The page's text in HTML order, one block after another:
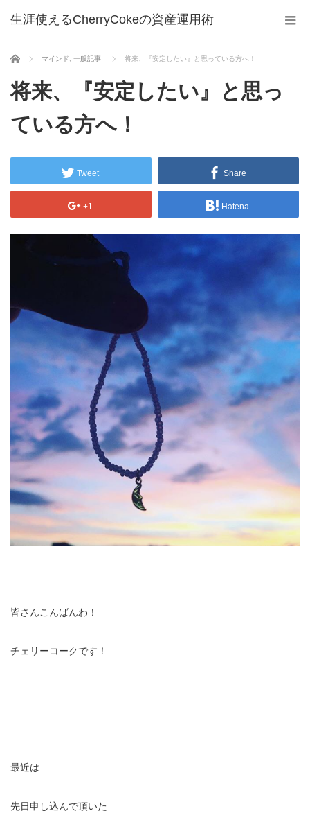
生涯使えるCherryCokeの資産運用術
ホーム マインド 一般記事 将来、『安定したい』と思っている方へ！
将来、『安定したい』と思っ
ている方へ！
Tweet Share
+1 Hatena
皆さんこんばんわ！
チェリーコークです！
最近は
先日申し込んで頂いた